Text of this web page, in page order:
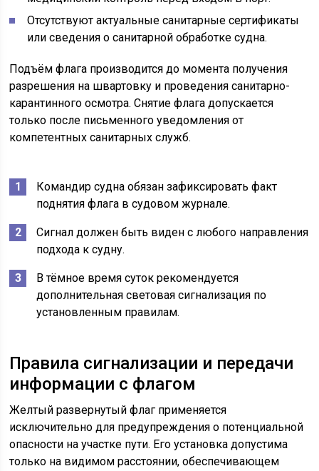
Отсутствуют актуальные санитарные сертификаты
или сведения о санитарной обработке судна.
Подъём флага производится до момента получения
разрешения на швартовку и проведения санитарно-
карантинного осмотра. Снятие флага допускается
только после письменного уведомления от
компетентных санитарных служб.
Командир судна обязан зафиксировать факт
поднятия флага в судовом журнале.
Сигнал должен быть виден с любого направления
подхода к судну.
В тёмное время суток рекомендуется
дополнительная световая сигнализация по
установленным правилам.
Правила сигнализации и передачи
информации с флагом
Желтый развернутый флаг применяется
исключительно для предупреждения о потенциальной
опасности на участке пути. Его установка допустима
только на видимом расстоянии, обеспечивающем